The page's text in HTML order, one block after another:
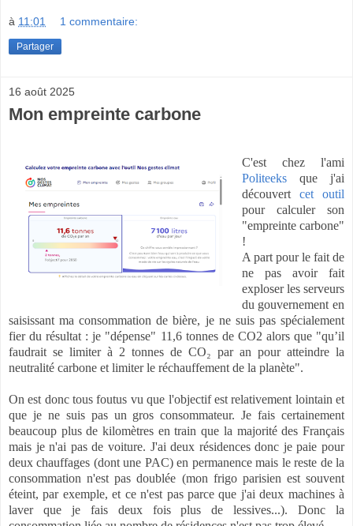
à 11:01 1 commentaire:
Partager
16 août 2025
Mon empreinte carbone
C'est chez l'ami
Politeeksque j'ai
découvert cet outil
pour calculer son
"empreinte carbone"
!
A part pour le fait de
ne pas avoir fait
exploser les serveurs
du gouvernement en
saisissant ma consommation de bière, je ne suis pas spécialement
fier du résultat : je "dépense" 11,6 tonnes de CO2 alors que "qu’il
faudrait se limiter à 2 tonnes de CO₂ par an pour atteindre la
neutralité carbone et limiter le réchauffement de la planète".
On est donc tous foutus vu que l'objectif est relativement lointain et
que je ne suis pas un gros consommateur. Je fais certainement
beaucoup plus de kilomètres en train que la majorité des Français
mais je n'ai pas de voiture. J'ai deux résidences donc je paie pour
deux chauffages (dont une PAC) en permanence mais le reste de la
consommation n'est pas doublée (mon frigo parisien est souvent
éteint, par exemple, et ce n'est pas parce que j'ai deux machines à
laver que je fais deux fois plus de lessives...). Donc la